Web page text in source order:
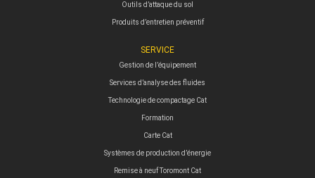
Outils d’attaque du sol
Produits d’entretien préventif
SERVICE
Gestion de l’équipement
Services d’analyse des fluides
Technologie de compactage Cat
Formation
Carte Cat
Systèmes de production d’énergie
Remise à neuf Toromont Cat